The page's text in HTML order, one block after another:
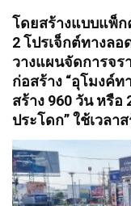
โดยสร้างแบบแพ็ก
2 โปรเจ็กต์ทางล
วางแผนจัดการจร
ก่อสร้าง “อุโมงค์ท
สร้าง 960 วัน หรือ
ประโดก” ใช้เวลา